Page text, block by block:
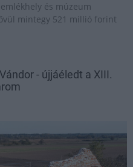
és múzeum
mintegy 521 millió forint
- újjáéledt a XIII.